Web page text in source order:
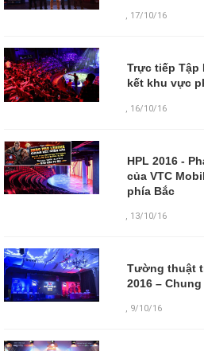
, 17/10/16
Trực tiếp Tập
kết khu vực
16/10/16
HPL 2016 -
của VTC
phía Bắc
, 13/10/16
Tường thuật
2016 –
, 9/10/16